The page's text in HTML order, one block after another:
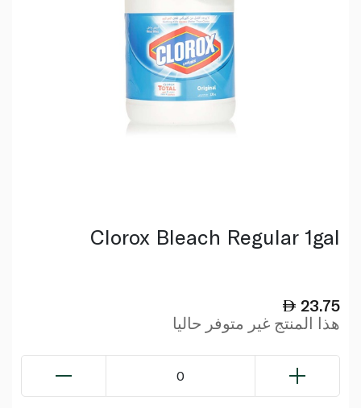
Clorox Bleach Regular 1gal
23.75
هذا المنتج غير متوفر حاليا
0